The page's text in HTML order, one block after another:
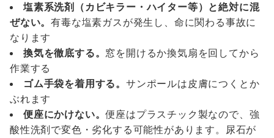
塩素系洗剤（カビキラー・ハイター等）と絶対に混
ぜない。有毒な塩素ガスが発生し、命に関わる事故に
なります
換気を徹底する。 窓を開けるか換気扇を回してから
作業する
ゴム手袋を着用する。 サンポールは皮膚につくとか
ぶれます
便座にかけない。便座はプラスチック製なので、強
酸性洗剤で変色・劣化する可能性があります。尿石が